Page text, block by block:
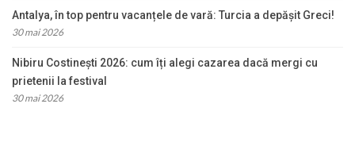
Antalya, în top pentru vacanțele de vară: Turcia a depășit Greci!
30 mai 2026
Nibiru Costinești 2026: cum îți alegi cazarea dacă mergi cu
prietenii la festival
30 mai 2026